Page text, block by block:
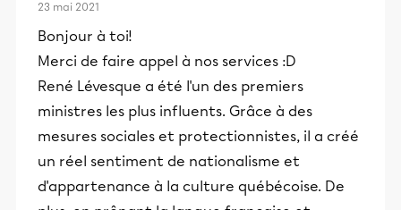
23 mai 2021
Bonjour à toi!
Merci de faire appel à nos services :D
René Lévesque a été l'un des premiers
ministres les plus influents. Grâce à des
mesures sociales et protectionnistes, il a créé
un réel sentiment de nationalisme et
d'appartenance à la culture québécoise. De